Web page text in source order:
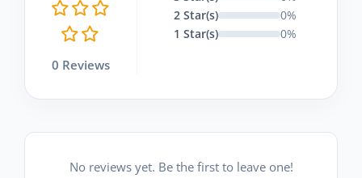
0 Reviews
2 Star(s)
0%
1 Star(s)
0%
No reviews yet. Be the first to leave one!